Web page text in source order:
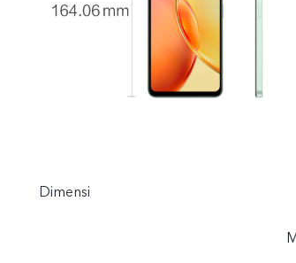
Dimensi